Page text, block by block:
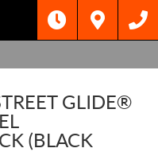
GLIDE®
(BLACK